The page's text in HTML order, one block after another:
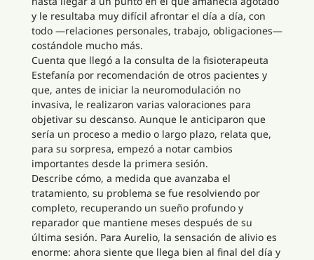
y le resultaba muy difícil afrontar el día a día, con
todo —relaciones personales, trabajo, obligaciones—
costándole mucho más.
Cuenta que llegó a la consulta de la fisioterapeuta
Estefanía por recomendación de otros pacientes y
que, antes de iniciar la neuromodulación no
invasiva, le realizaron varias valoraciones para
objetivar su descanso. Aunque le anticiparon que
sería un proceso a medio o largo plazo, relata que,
para su sorpresa, empezó a notar cambios
importantes desde la primera sesión.
Describe cómo, a medida que avanzaba el
tratamiento, su problema se fue resolviendo por
completo, recuperando un sueño profundo y
reparador que mantiene meses después de su
última sesión. Para Aurelio, la sensación de alivio es
enorme: ahora siente que llega bien al final del día y